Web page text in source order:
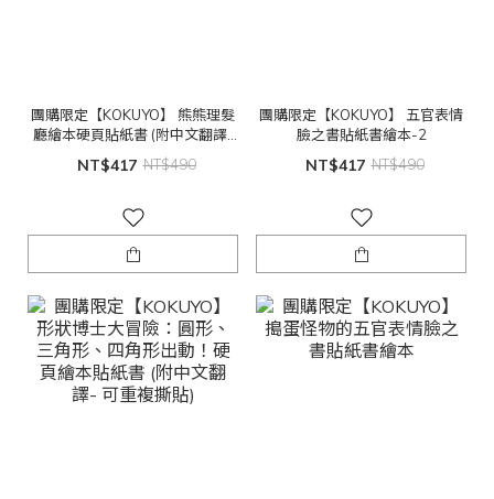
團購限定【KOKUYO】 熊熊理髮
廳繪本硬頁貼紙書 (附中文翻譯-
可重複撕貼)
NT$417 NT$490
團購限定【KOKUYO】 五官表情
臉之書貼紙書繪本-2
NT$417 NT$490